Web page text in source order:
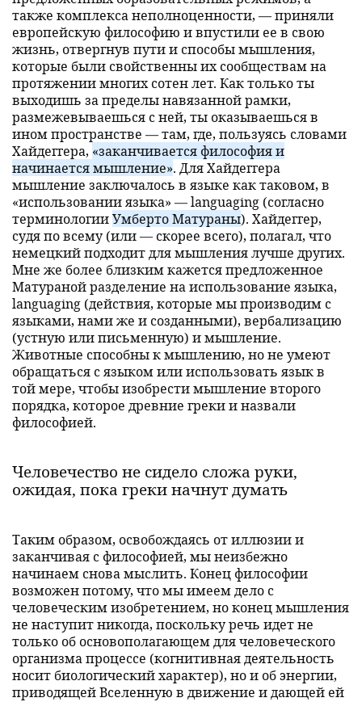
также комплекса неполноценности, — приняли
европейскую философию и впустили ее в свою
жизнь, отвергнув пути и способы мышления,
которые были свойственны их сообществам на
протяжении многих сотен лет. Как только ты
выходишь за пределы навязанной рамки,
размежевываешься с ней, ты оказываешься в
ином пространстве — там, где, пользуясь словами
Хайдеггера, «заканчивается философия и
начинается мышление». Для Хайдеггера
мышление заключалось в языке как таковом, в
«использовании языка» — languaging (согласно
терминологииУмберто Матураны). Хайдеггер,
судя по всему (или — скорее всего), полагал, что
немецкий подходит для мышления лучше других.
Мне же более близким кажется предложенное
Матураной разделение на использование языка,
languaging (действия, которые мы производим с
языками, нами же и созданными), вербализацию
(устную или письменную) и мышление.
Животные способны к мышлению, но не умеют
обращаться с языком или использовать язык в
той мере, чтобы изобрести мышление второго
порядка, которое древние греки и назвали
философией.
Человечество не сидело сложа руки,
ожидая, пока греки начнут думать
Таким образом, освобождаясь от иллюзии и
заканчивая с философией, мы неизбежно
начинаем снова мыслить. Конец философии
возможен потому, что мы имеем дело с
человеческим изобретением, но конец мышления
не наступит никогда, поскольку речь идет не
только об основополагающем для человеческого
организма процессе (когнитивная деятельность
носит биологический характер), но и об энергии,
приводящей Вселенную в движение и дающей ей